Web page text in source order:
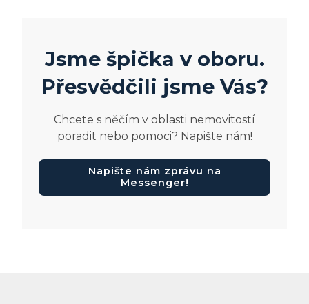
Jsme špička v oboru.
Přesvědčili jsme Vás?
Chcete s něčím v oblasti nemovitostí
poradit nebo pomoci? Napište nám!
Napište nám zprávu na
Messenger!